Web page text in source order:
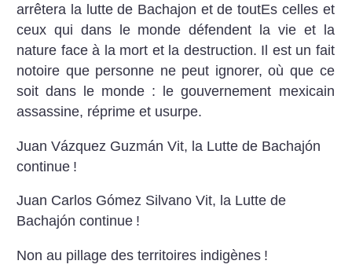
arrêtera la lutte de Bachajon et de toutEs celles et
ceux qui dans le monde défendent la vie et la
nature face à la mort et la destruction. Il est un fait
notoire que personne ne peut ignorer, où que ce
soit dans le monde : le gouvernement mexicain
assassine, réprime et usurpe.
Juan Vázquez Guzmán Vit, la Lutte de Bachajón
continue !
Juan Carlos Gómez Silvano Vit, la Lutte de
Bachajón continue !
Non au pillage des territoires indigènes !